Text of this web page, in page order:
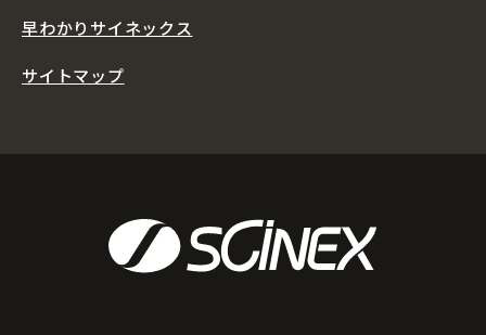
早わかりサイネックス
サイトマップ